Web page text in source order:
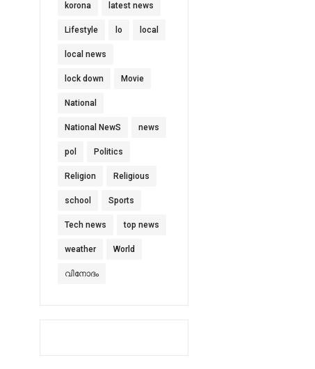
korona latest news
Lifestyle lo local
local news
lock down Movie
National
National NewS news
pol Politics
Religion Religious
school Sports
Tech news top news
weather World
വിനോദം